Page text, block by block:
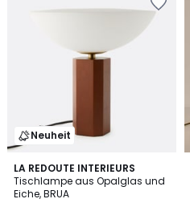
Neuheit
LA REDOUTE INTERIEURS
Tischlampe aus Opalglas und
Eiche, BRUA